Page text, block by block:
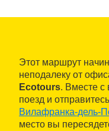
Этот маршрут
неподалеку от
Ecotours. Вместе с
поезд и
Вилафранка-дель-
место вы